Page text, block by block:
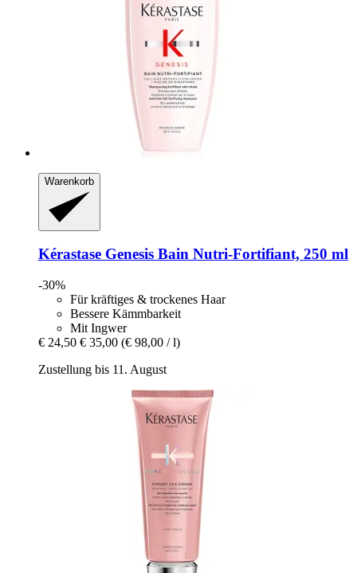
Warenkorb
Kérastase Genesis Bain Nutri-​Fortifiant, 250 ml
-30%
Für kräftiges & trockenes Haar
Bessere Kämmbarkeit
Mit Ingwer
€ 24,50 € 35,00 (€ 98,00 / l)
Zustellung bis 11. August